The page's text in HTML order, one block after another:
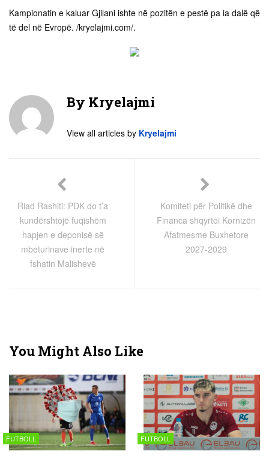
Kampionatin e kaluar Gjilani ishte në pozitën e pestë pa ia dalë që
të del në Evropë. /kryelajmi.com/.
By Kryelajmi
View all articles by Kryelajmi
Riad Rashiti: PDK do t’a
kundërshtojë fuqishëm
hapjen e deponisë së
mbeturinave inerte në
fshatin Malishevë
Komiteti për Politikë dhe
Financa shqyrtoi Kornizën
Afatmesme Buxhetore
2027-2029
You Might Also Like
FUTBOLL FUTBOLL